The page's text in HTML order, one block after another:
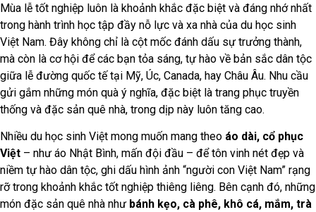
Mùa lễ tốt nghiệp luôn là khoảnh khắc đặc biệt và đáng nhớ nhất
trong hành trình học tập đầy nỗ lực và xa nhà của du học sinh
Việt Nam. Đây không chỉ là cột mốc đánh dấu sự trưởng thành,
mà còn là cơ hội để các bạn tỏa sáng, tự hào về bản sắc dân tộc
giữa lễ đường quốc tế tại Mỹ, Úc, Canada, hay Châu Âu. Nhu cầu
gửi gắm những món quà ý nghĩa, đặc biệt là trang phục truyền
thống và đặc sản quê nhà, trong dịp này luôn tăng cao.
Nhiều du học sinh Việt mong muốn mang theo áo dài, cổ phục
Việt – như áo Nhật Bình, mấn đội đầu – để tôn vinh nét đẹp và
niềm tự hào dân tộc, ghi dấu hình ảnh “người con Việt Nam” rạng
rỡ trong khoảnh khắc tốt nghiệp thiêng liêng. Bên cạnh đó, những
món đặc sản quê nhà như bánh kẹo, cà phê, khô cá, mắm, trà